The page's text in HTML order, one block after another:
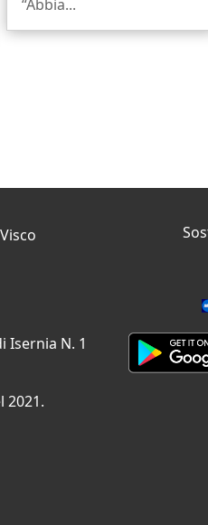
“Abbia...
Isernia N. 1
2021.